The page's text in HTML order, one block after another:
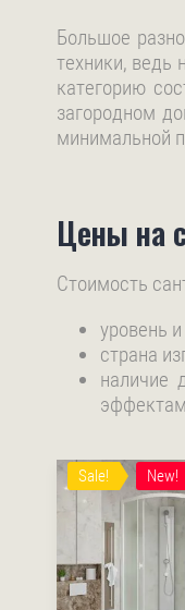
Большое
техники, ведь
категорию
загородном
минимальной
Цены на
Стоимость
уровень
страна
наличие
Sale! New!